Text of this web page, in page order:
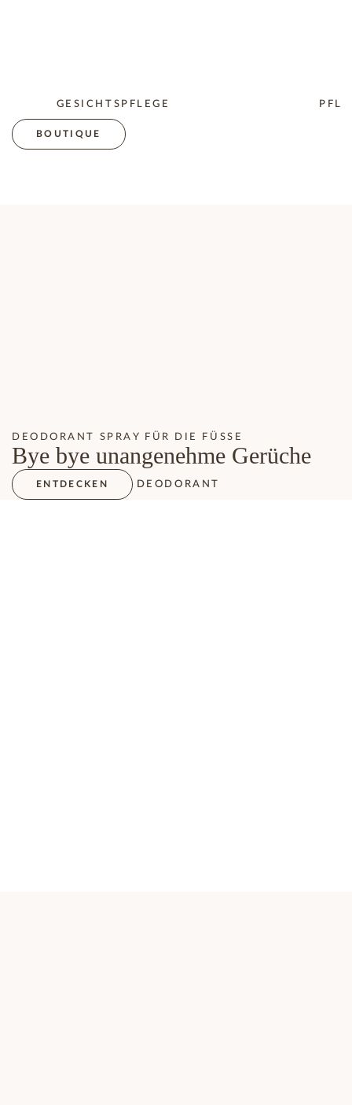
GESICHTSPFLEGE
BOUTIQUE
DEODORANT SPRAY FÜR DIE FÜSSE
Bye bye unangenehme Gerüche
ENTDECKEN DEODORANT